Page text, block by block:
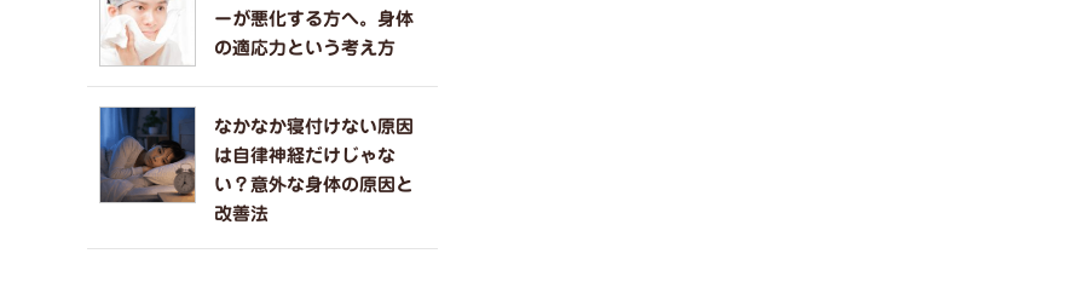
ーが悪化する方へ。身体
の適応力という考え方
なかなか寝付けない原因
は自律神経だけじゃな
い？意外な身体の原因と
改善法